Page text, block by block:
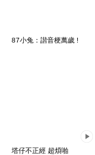
87小兔：諧音梗萬歲 !
塔仔不正經 超煩啪